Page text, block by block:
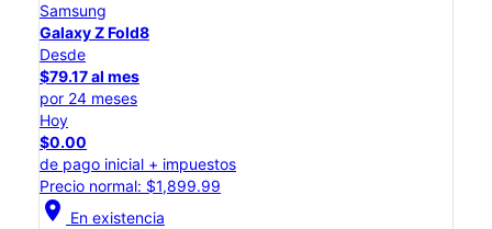
Samsung
Galaxy Z Fold8
Desde
$79.17 al mes
por 24 meses
Hoy
$0.00
de pago inicial + impuestos
Precio normal: $1,899.99
location_on En existencia